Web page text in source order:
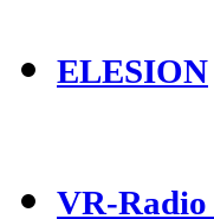
ELESION
VR-Radio